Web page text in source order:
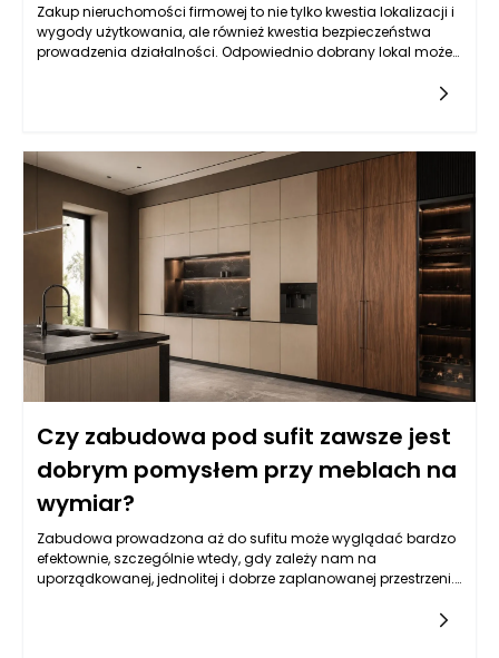
Zakup nieruchomości firmowej to nie tylko kwestia lokalizacji i
wygody użytkowania, ale również kwestia bezpieczeństwa
prowadzenia działalności. Odpowiednio dobrany lokal może
finansową firmy. Posiadanie własnej nieruchomości wiąże się
długoterminowych planów rozwojowych. Przemiana z lokalu
wynajmowanego na własny nie tylko daje pewność, że nie
zostaniemy wypchnięci na rynek, ale również pozwala na
lepsze zarządzanie przestrzenią, w której realizujemy nasze
cele biznesowe. Umożliwia to także większą elastyczność przy
dostosowywaniu układu pomieszczeń do zmieniających się
potrzeb firmy, co w dłuższej perspektywie może przyczynić się
do zwiększenia efektywności operacyjnej.
Czy zabudowa pod sufit zawsze jest
dobrym pomysłem przy meblach na
wymiar?
Zabudowa prowadzona aż do sufitu może wyglądać bardzo
efektownie, szczególnie wtedy, gdy zależy nam na
uporządkowanej, jednolitej i dobrze zaplanowanej przestrzeni.